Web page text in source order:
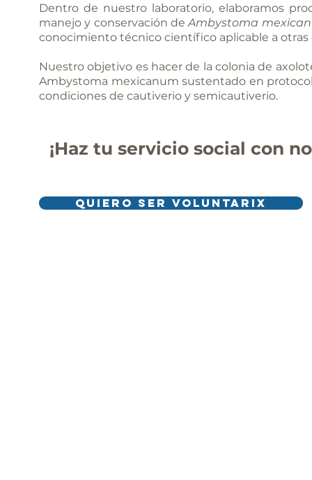
Dentro de nuestro laboratorio, elaboramos
manejo y conservación deAmbystoma
conocimiento técnico científico aplicable a otras
Nuestro objetivo es hacer de la colonia de
Ambystoma mexicanum sustentado en
condiciones de cautiverio y semicautiverio.
¡Haz tu servicio social con
QUIERO SER VOLUNTARIX